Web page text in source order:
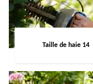
Taille de haie 14